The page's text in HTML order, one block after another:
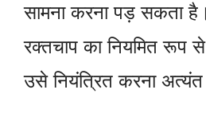
सामना करना पड़ सकता
रक्तचाप का नियमित रूप
उसे नियंत्रित करना